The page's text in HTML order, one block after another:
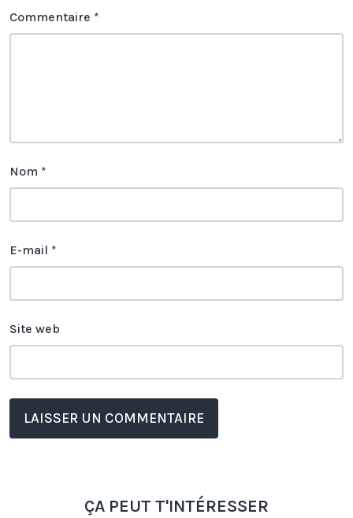
Commentaire *
Nom *
E-mail *
Site web
ÇA PEUT T'INTÉRESSER